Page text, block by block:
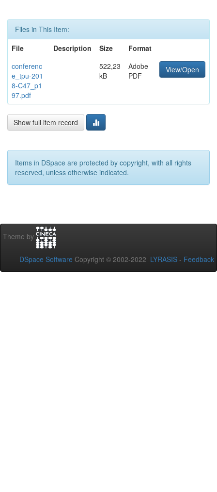
Files in This Item:
File
Description Size
Format
conferenc
e_tpu-201
8-C47_p1
97.pdf
522,23
kB
Adobe
PDF
View/Open
Show full item record
Items in DSpace are protected by copyright, with all rights
reserved, unless otherwise indicated.
Theme by
DSpace Software Copyright © 2002-2022 LYRASIS - Feedback